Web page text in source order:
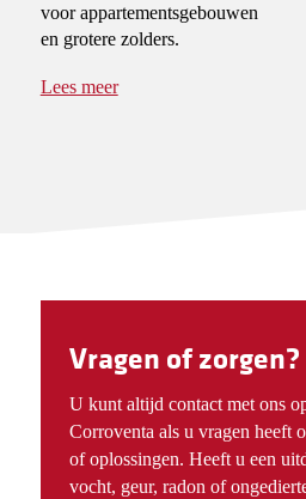
voor appartementsgebouwen
en grotere zolders.
Lees meer
Vragen of zorgen?
U kunt altijd contact met ons
Corroventa als u vragen heeft
of oplossingen. Heeft u een
vocht, geur, radon of